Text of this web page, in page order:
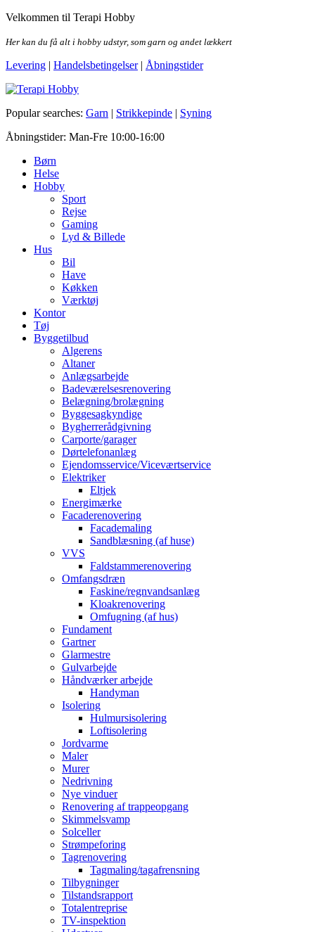
Skip
the
Velkommen til Terapi Hobby
Her kan du få alt i hobby udstyr, som garn og andet lækkert
Levering | Handelsbetingelser| Åbningstider
Terapi Hobby
Popular searches: Garn | Strikkepinde | Syning
Åbningstider: Man-Fre 10:00-16:00
Børn
Helse
Hobby
Sport
Rejse
Gaming
Lyd & Billede
Hus
Bil
Have
Køkken
Værktøj
Kontor
Tøj
Byggetilbud
Algerens
Altaner
Anlægsarbejde
Badeværelsesrenovering
Belægning/brolægning
Byggesagkyndige
Bygherrerådgivning
Carporte/garager
Dørtelefonanlæg
Ejendomsservice/Viceværtservice
Elektriker
Eltjek
Energimærke
Facaderenovering
Facademaling
Sandblæsning (af huse)
VVS
Faldstammerenovering
Omfangsdræn
Faskine/regnvandsanlæg
Kloakrenovering
Omfugning (af hus)
Fundament
Gartner
Glarmestre
Gulvarbejde
Håndværker arbejde
Handyman
Isolering
Hulmursisolering
Loftisolering
Jordvarme
Maler
Murer
Nedrivning
Nye vinduer
Renovering af trappeopgang
Skimmelsvamp
Solceller
Strømpeforing
Tagrenovering
Tagmaling/tagafrensning
Tilbygninger
Tilstandsrapport
Totalentreprise
TV-inspektion